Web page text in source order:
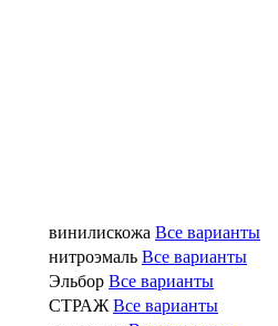
винилискожа Все варианты
нитроэмаль Все варианты
Эльбор Все варианты
СТРАЖВсе варианты